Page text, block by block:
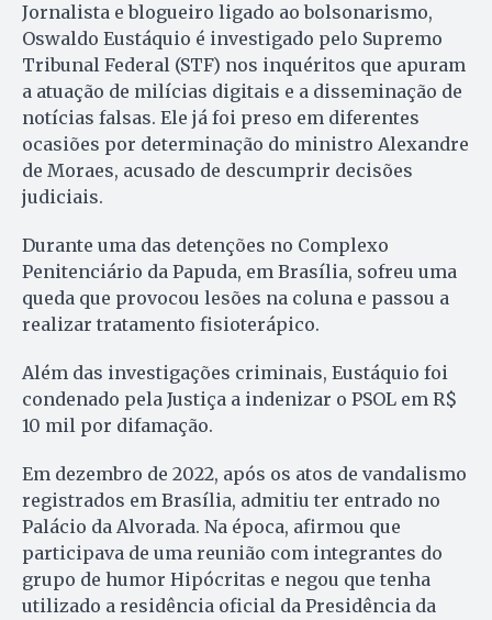
Jornalista e blogueiro ligado ao bolsonarismo,
Oswaldo Eustáquio é investigado pelo Supremo
Tribunal Federal (STF) nos inquéritos que apuram
a atuação de milícias digitais e a disseminação de
notícias falsas. Ele já foi preso em diferentes
ocasiões por determinação do ministro Alexandre
de Moraes, acusado de descumprir decisões
judiciais.
Durante uma das detenções no Complexo
Penitenciário da Papuda, em Brasília, sofreu uma
queda que provocou lesões na coluna e passou a
realizar tratamento fisioterápico.
Além das investigações criminais, Eustáquio foi
condenado pela Justiça a indenizar o PSOL em R$
10 mil por difamação.
Em dezembro de 2022, após os atos de vandalismo
registrados em Brasília, admitiu ter entrado no
Palácio da Alvorada. Na época, afirmou que
participava de uma reunião com integrantes do
grupo de humor Hipócritas e negou que tenha
utilizado a residência oficial da Presidência da